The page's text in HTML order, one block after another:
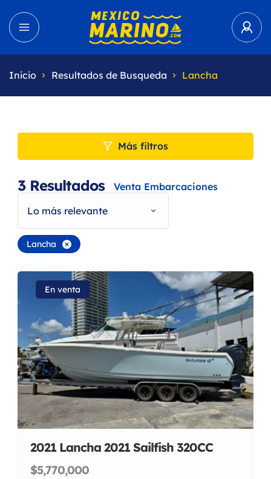
Inicio Resultados de Busqueda Lancha
Más filtros
3 Resultados
Venta Embarcaciones
Lo más relevante
Lancha
En venta
2021 Lancha 2021 Sailfish 320CC
$5,770,000